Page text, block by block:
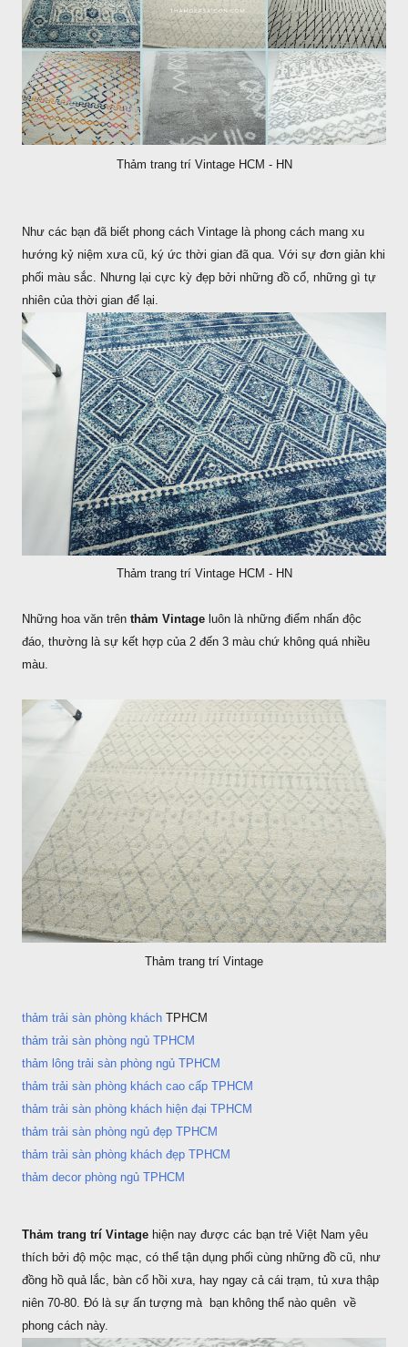
Thảm trang trí Vintage HCM - HN
Như các bạn đã biết phong cách Vintage là phong cách mang xu
hướng kỷ niệm xưa cũ, ký ức thời gian đã qua. Với sự đơn giản khi
phối màu sắc. Nhưng lại cực kỳ đẹp bởi những đồ cổ, những gì tự
nhiên của thời gian để lại.
Thảm trang trí Vintage HCM - HN
Những hoa văn trên thảm Vintage luôn là những điểm nhấn độc
đáo, thường là sự kết hợp của 2 đến 3 màu chứ không quá nhiều
màu.
Thảm trang trí Vintage
thảm trải sàn phòng khách TPHCM
thảm trải sàn phòng ngủ TPHCM
thảm lông trải sàn phòng ngủ TPHCM
thảm trải sàn phòng khách cao cấp TPHCM
thảm trải sàn phòng khách hiện đại TPHCM
thảm trải sàn phòng ngủ đẹp TPHCM
thảm trải sàn phòng khách đẹp TPHCM
thảm decor phòng ngủ TPHCM
Thảm trang trí Vintage hiện nay được các bạn trẻ Việt Nam yêu
thích bởi độ mộc mạc, có thể tận dụng phối cùng những đồ cũ, như
đồng hồ quả lắc, bàn cổ hồi xưa, hay ngay cả cái trạm, tủ xưa thập
niên 70-80. Đó là sự ấn tượng mà bạn không thể nào quên về
phong cách này.